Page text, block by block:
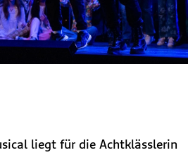
liegt für die Achtklässlerin